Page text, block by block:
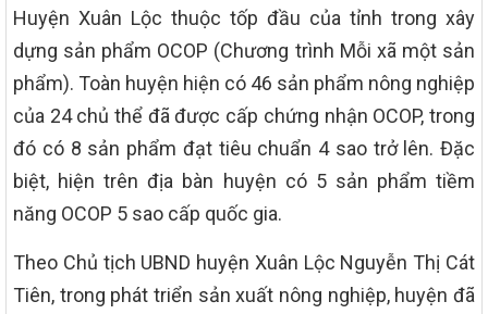
Huyện Xuân Lộc thuộc tốp đầu của tỉnh trong xây
dựng sản phẩm OCOP (Chương trình Mỗi xã một sản
phẩm). Toàn huyện hiện có 46 sản phẩm nông nghiệp
của 24 chủ thể đã được cấp chứng nhận OCOP, trong
đó có 8 sản phẩm đạt tiêu chuẩn 4 sao trở lên. Đặc
biệt, hiện trên địa bàn huyện có 5 sản phẩm tiềm
năng OCOP 5 sao cấp quốc gia.
Theo Chủ tịch UBND huyện Xuân Lộc Nguyễn Thị Cát
Tiên, trong phát triển sản xuất nông nghiệp, huyện đã